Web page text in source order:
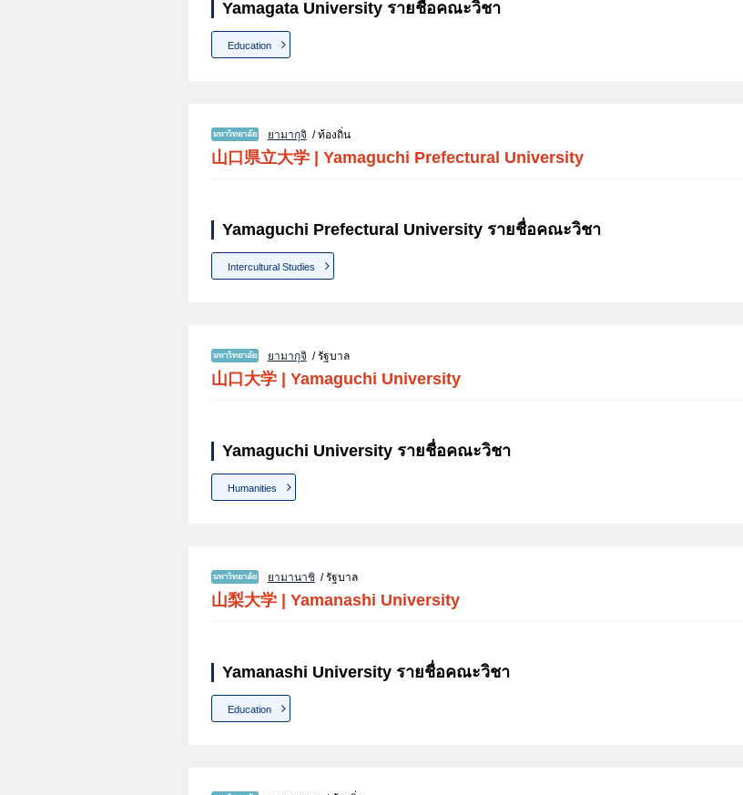
Yamagata University รายชื่อคณะวิชา
Education
ยามากุจิ / ท้องถิ่น
山口県立大学 | Yamaguchi Prefectural University
Yamaguchi Prefectural University รายชื่อคณะวิชา
Intercultural Studies
ยามากุจิ / รัฐบาล
山口大学 Yamaguchi University
Yamaguchi University รายชื่อคณะวิชา
Humanities
ยามานาชิ/ รัฐบาล
山梨大学 Yamanashi University
Yamanashi University รายชื่อคณะวิชา
Education